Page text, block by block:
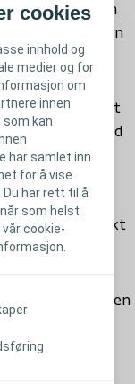
cookies
innhold og
medier og for
om
innen
som kan
har samlet inn
for å vise
har rett til å
som helst
vår cookie-
litt øvelse kan
på bare noen
blære, inkludert
hjelpe deg med
Fordi
tas ut,
mer naturlig
det kan gi økt
du se videoen